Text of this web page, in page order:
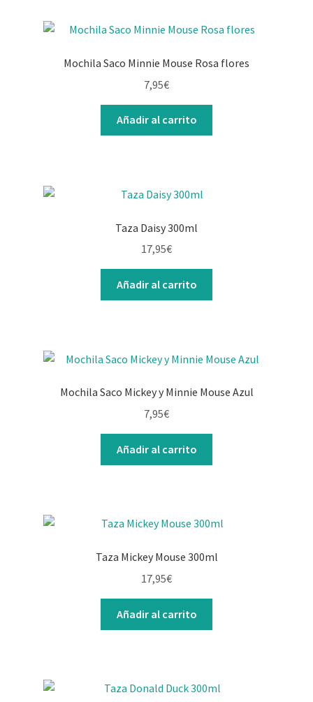
Mochila Saco Minnie Mouse Rosa flores
7,95€
Añadir al carrito
Taza Daisy 300ml
17,95€
Añadir al carrito
Mochila Saco Mickey y Minnie Mouse Azul
7,95€
Añadir al carrito
Taza Mickey Mouse 300ml
17,95€
Añadir al carrito